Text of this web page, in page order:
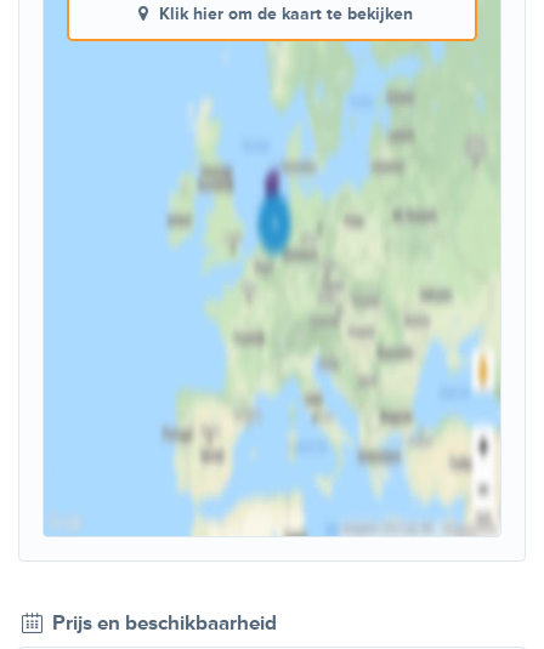
Klik hier om de kaart te bekijken
Prijs en beschikbaarheid